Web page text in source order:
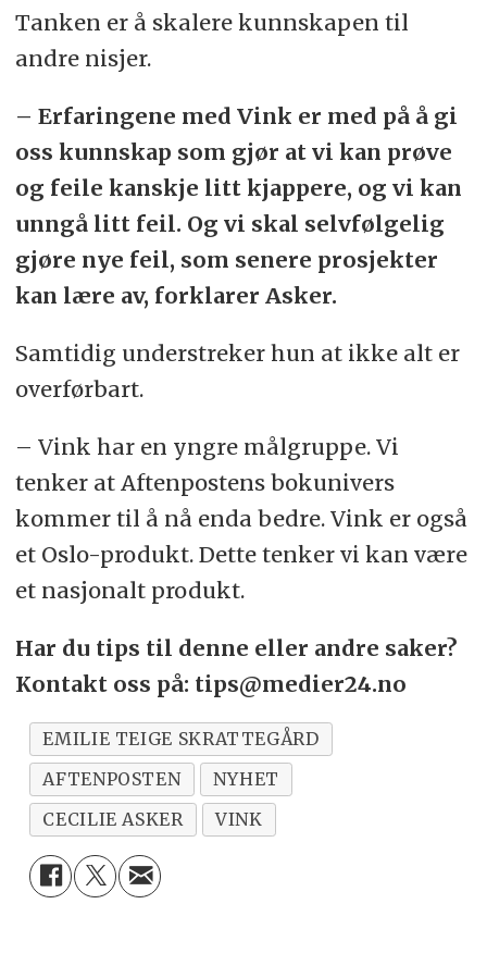
Tanken er å skalere kunnskapen til
andre nisjer.
– Erfaringene med Vink er med på å gi
oss kunnskap som gjør at vi kan prøve
og feile kanskje litt kjappere, og vi kan
unngå litt feil. Og vi skal selvfølgelig
gjøre nye feil, som senere prosjekter
kan lære av, forklarer Asker.
Samtidig understreker hun at ikke alt er
overførbart.
– Vink har en yngre målgruppe. Vi
tenker at Aftenpostens bokunivers
kommer til å nå enda bedre. Vink er også
et Oslo-produkt. Dette tenker vi kan være
et nasjonalt produkt.
Har du tips til denne eller andre saker?
Kontakt oss på: tips@medier24.no
EMILIE TEIGE SKRATTEGÅRD
AFTENPOSTEN
NYHET
CECILIE ASKER
VINK